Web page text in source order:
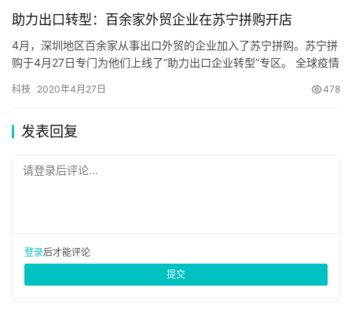
助力出口转型：百余家外贸企业在苏宁拼购开店
4月，深圳地区百余家从事出口外贸的企业加入了苏宁拼购。苏宁拼
购于4月27日专门为他们上线了“助力出口企业转型”专区。 全球疫情
三四月份正是外贸工厂开…
科技 2020年4月27日 478
发表回复
请登录后评论...
登录后才能评论
提交